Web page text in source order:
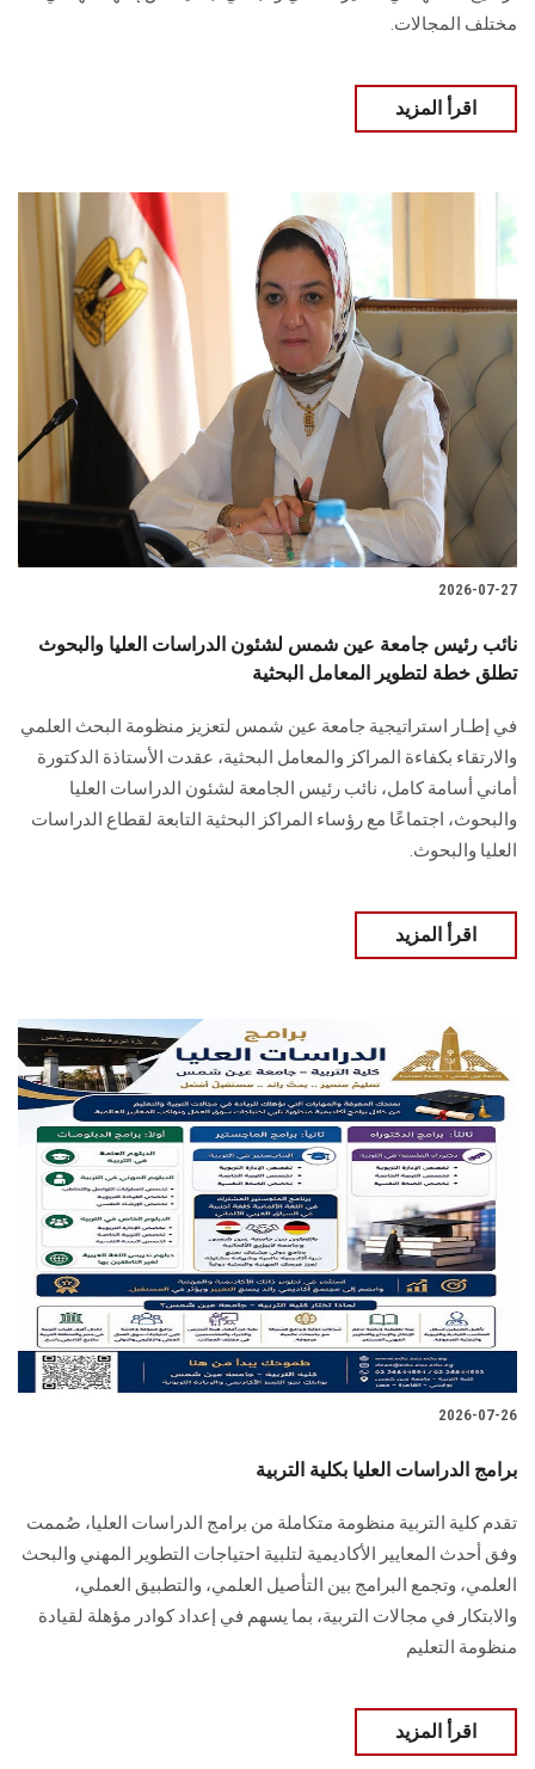
مختلف المجالات.
اقرأ المزيد
2026-07-27
نائب رئيس جامعة عين شمس لشئون الدراسات العليا والبحوث
تطلق خطة لتطوير المعامل البحثية
في إطـار استراتيجية جامعة عين شمس لتعزيز منظومة البحث العلمي
والارتقاء بكفاءة المراكز والمعامل البحثية، عقدت الأستاذة الدكتورة
أماني أسامة كامل، نائب رئيس الجامعة لشئون الدراسات العليا
والبحوث، اجتماعًا مع رؤساء المراكز البحثية التابعة لقطاع الدراسات
العليا والبحوث.
اقرأ المزيد
2026-07-26
برامج الدراسات العليا بكلية التربية
تقدم كلية التربية منظومة متكاملة من برامج الدراسات العليا، صُممت
وفق أحدث المعايير الأكاديمية لتلبية احتياجات التطوير المهني والبحث
العلمي، وتجمع البرامج بين التأصيل العلمي، والتطبيق العملي،
والابتكار في مجالات التربية، بما يسهم في إعداد كوادر مؤهلة لقيادة
منظومة التعليم
اقرأ المزيد